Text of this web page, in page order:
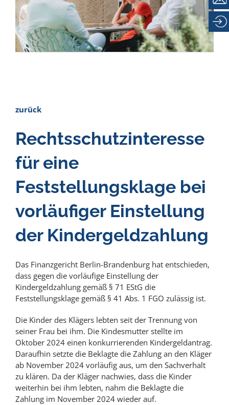
Karriere
Kontakt
zurück
Rechtsschutzinteresse
für eine
Feststellungsklage bei
vorläufiger Einstellung
der Kindergeldzahlung
Das Finanzgericht Berlin-Brandenburg hat entschieden,
dass gegen die vorläufige Einstellung der
Kindergeldzahlung gemäß § 71 EStG die
Feststellungsklage gemäß § 41 Abs. 1 FGO zulässig ist.
Die Kinder des Klägers lebten seit der Trennung von
seiner Frau bei ihm. Die Kindesmutter stellte im
Oktober 2024 einen konkurrierenden Kindergeldantrag.
Daraufhin setzte die Beklagte die Zahlung an den Kläger
ab November 2024 vorläufig aus, um den Sachverhalt
zu klären. Da der Kläger nachwies, dass die Kinder
weiterhin bei ihm lebten, nahm die Beklagte die
Zahlung im November 2024 wieder auf.